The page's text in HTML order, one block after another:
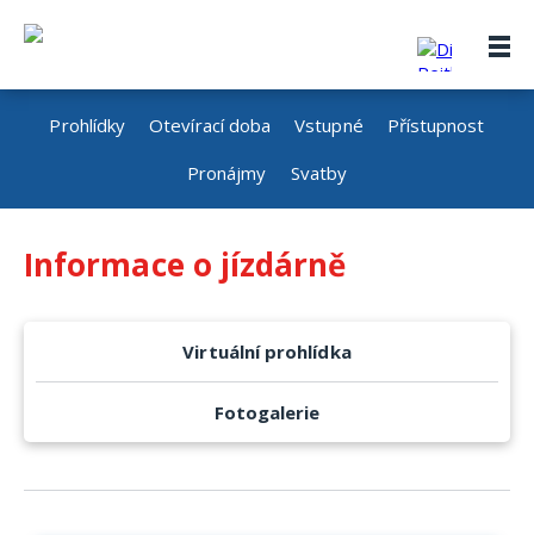
Prohlídky Otevírací doba Vstupné
Přístupnost
Pronájmy
Svatby
Informace o jízdárně
Virtuální prohlídka
Fotogalerie